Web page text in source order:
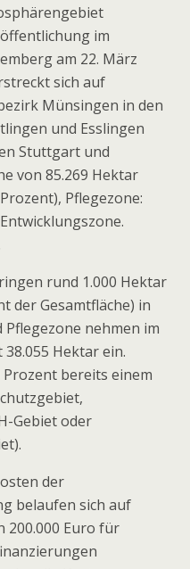
im
am 22. März
sich auf
Münsingen in den
und Esslingen
Stuttgart und
von 85.269 Hektar
Pflegezone:
rund 1.000 Hektar
der Gesamtfläche) in
nehmen im
Hektar ein.
bereits einem
Gebiet oder
der
belaufen sich auf
200.000 Euro für